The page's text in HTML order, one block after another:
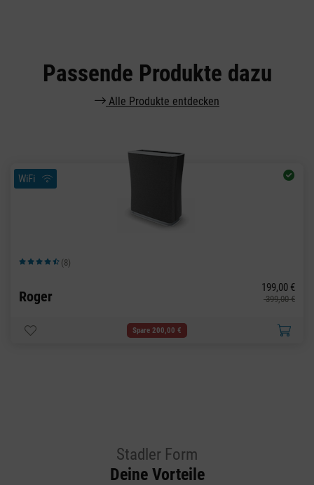
Passende Produkte dazu
Alle Produkte entdecken
WiFi
Durchschnittliche Bewertung von 4.63 von 5 Sternen
(8)
Roger
199,00 €
399,00 €
Spare 200,00 €
Stadler Form
Deine Vorteile